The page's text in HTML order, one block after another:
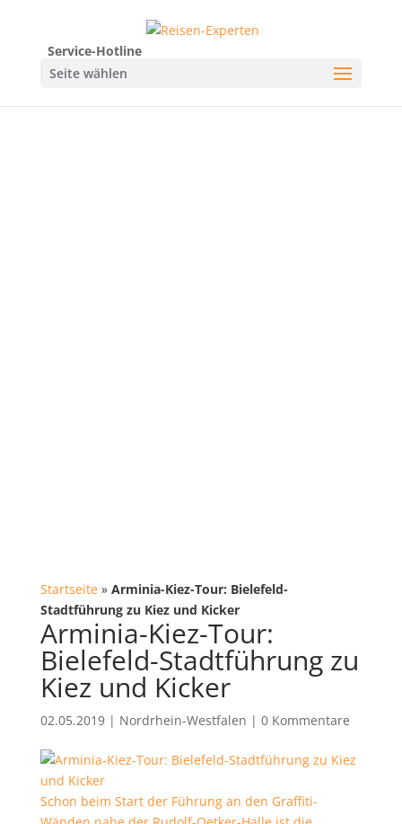
Service-Hotline
Seite wählen
Startseite» Arminia-Kiez-Tour: Bielefeld-
Stadtführung zu Kiez und Kicker
Arminia-Kiez-Tour:
Bielefeld-Stadtführung zu
Kiez und Kicker
02.05.2019| Nordrhein-Westfalen | 0 Kommentare
Schon beim Start der Führung an den Graffiti-